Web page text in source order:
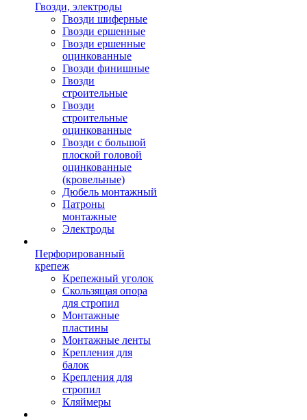
Гвозди, электроды
Гвозди шиферные
Гвозди ершенные
Гвозди ершенные
оцинкованные
Гвозди финишные
Гвозди
строительные
Гвозди
строительные
оцинкованные
Гвозди с большой
плоской головой
оцинкованные
(кровельные)
Дюбель монтажный
Патроны
монтажные
Электроды
Перфорированный
крепеж
Крепежный уголок
Скользящая опора
для стропил
Монтажные
пластины
Монтажные ленты
Крепления для
балок
Крепления для
стропил
Кляймеры